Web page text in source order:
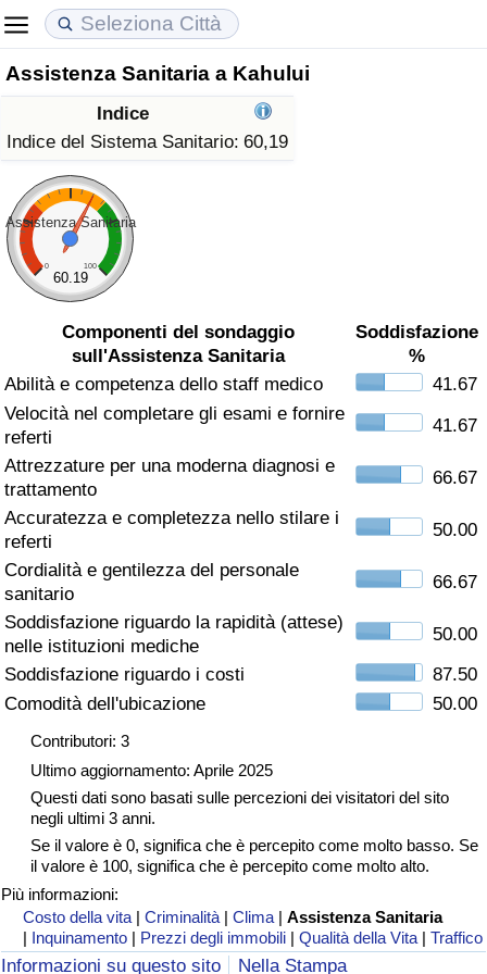
Assistenza Sanitaria a Kahului
Indice
Indice del Sistema Sanitario: 60,19
Assistenza Sanitaria
0 100
60.19
Componenti del sondaggio
sull'Assistenza Sanitaria
Soddisfazione
%
Abilità e competenza dello staff medico
41.67
Velocità nel completare gli esami e fornire
referti
41.67
Attrezzature per una moderna diagnosi e
trattamento
66.67
Accuratezza e completezza nello stilare i
referti
50.00
Cordialità e gentilezza del personale
sanitario
66.67
Soddisfazione riguardo la rapidità (attese)
nelle istituzioni mediche
50.00
Soddisfazione riguardo i costi
87.50
Comodità dell'ubicazione
50.00
Contributori: 3
Ultimo aggiornamento: Aprile 2025
Questi dati sono basati sulle percezioni dei visitatori del sito
negli ultimi 3 anni.
Se il valore è 0, significa che è percepito come molto basso. Se
il valore è 100, significa che è percepito come molto alto.
Più informazioni:
Costo della vita |Criminalità |Clima |Assistenza Sanitaria
| Inquinamento | Prezzi degli immobili |Qualità della Vita |Traffico
Informazioni su questo sito Nella Stampa
Costo della vita
Indice Del Costo Della Vita (corrente)
Indice Del Costo Della Vita
Indice del Costo della Vita per Nazione
ad Aqaba
Prezzi degli immobili
Indice del Prezzo delle Case (Corrente)
Indice del Prezzo delle Case
Indice del Prezzo delle Case per Nazione
Qualità della Vita
Indice della Qualità della Vita
Indice della Qualità della Vita (Corrente)
Indice della qualità della vita per Paese
Criminalità
Indice del Tasso di Criminalità (Corrente)
Indice della Criminalità
Indice di criminalità per paese
Assistenza Sanitaria
Indice dell’Assistenza Sanitaria (Corrente)
Indice dell’Assistenza Sanitaria
Indice dell’Assistenza Sanitaria per
Inquinamento
Indice dell’Inquinamento (Corrente)
Indice di inquinamento
Indice dell’Inquinamento per Nazione